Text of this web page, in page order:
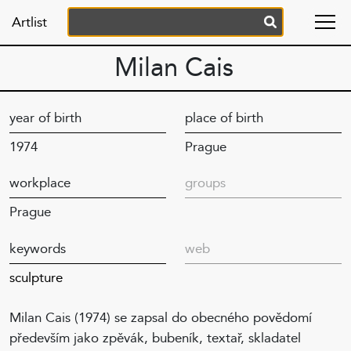
Artlist
Milan Cais
year of birth
1974
place of birth
Prague
workplace
Prague
groups
keywords
sculpture
web
Milan Cais (1974) se zapsal do obecného povědomí
především jako zpěvák, bubeník, textař, skladatel